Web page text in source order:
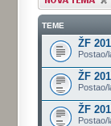
TEME
ŽF
Postao/
ŽF
Postao/
ŽF
Postao/